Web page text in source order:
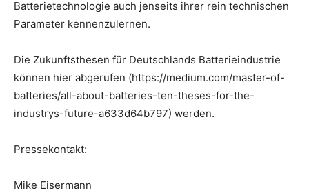
Batterietechnologie auch jenseits ihrer rein technischen
Parameter kennenzulernen.
Die Zukunftsthesen für Deutschlands Batterieindustrie
können hier abgerufen (https://medium.com/master-of-
batteries/all-about-batteries-ten-theses-for-the-
industrys-future-a633d64b797) werden.
Pressekontakt:
Mike Eisermann